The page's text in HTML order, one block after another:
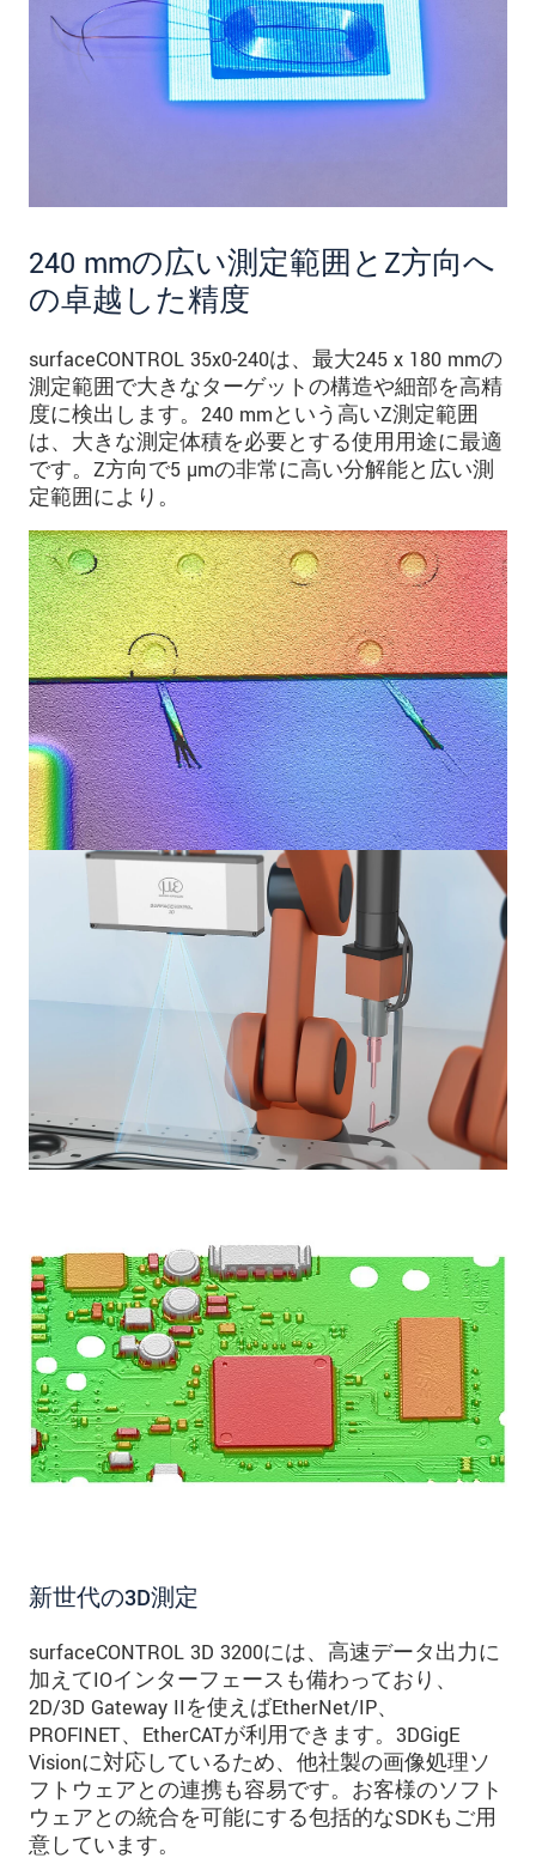
240 mmの広い測定範囲とZ方向へ
の卓越した精度
surfaceCONTROL 35x0-240は、最大245 x 180 mmの
測定範囲で大きなターゲットの構造や細部を高精
度に検出します。240 mmという高いZ測定範囲
は、大きな測定体積を必要とする使用用途に最適
です。Z方向で5 µmの非常に高い分解能と広い測
定範囲により。
新世代の3D測定
surfaceCONTROL 3D 3200には、高速データ出力に
加えてIOインターフェースも備わっており、
2D/3D Gateway IIを使えばEtherNet/IP、
PROFINET、EtherCATが利用できます。3DGigE
Visionに対応しているため、他社製の画像処理ソ
フトウェアとの連携も容易です。お客様のソフト
ウェアとの統合を可能にする包括的なSDKもご用
意しています。